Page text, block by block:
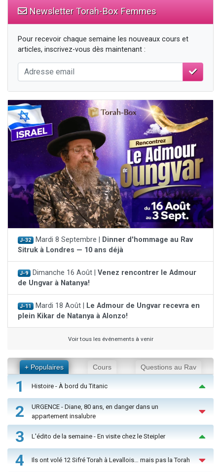
Newsletter Torah-Box Femmes
Pour recevoir chaque semaine les nouveaux cours et
articles, inscrivez-vous dès maintenant :
J-32 Mardi 8 Septembre |
Dinner d'hommage au Rav
Sitruk à Londres — 10 ans déjà
J-9 Dimanche 16 Août | Venez rencontrer le Admour
de Ungvar à Natanya!
J-11 Mardi 18 Août |
Le Admour de Ungvar recevra en
plein Kikar de Natanya à Alonzo!
Voir tous les événements à venir
+ Populaires Cours Questions au Rav
1 Histoire - À bord du Titanic
2
URGENCE - Diane, 80 ans, en danger dans un
appartement insalubre
3 L'édito de la semaine - En visite chez le Steipler
4 Ils ont volé 12 Sifré Torah à Levallois… mais pas la Torah